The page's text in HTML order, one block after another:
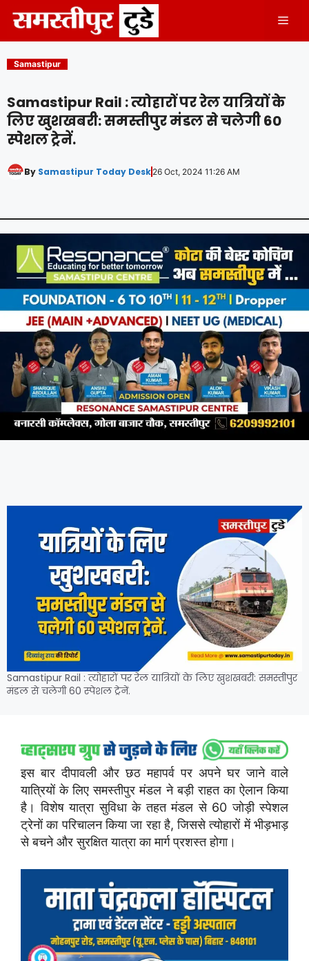
content
Samastipur
Samastipur Rail : त्योहारों पर रेल यात्रियों के
लिए खुशखबरी: समस्तीपुर मंडल से चलेगी 60
स्पेशल ट्रेनें.
By Samastipur Today Desk 26 Oct, 2024 11:26 AM
Samastipur Rail : त्योहारों पर रेल यात्रियों के लिए खुशखबरी: समस्तीपुर
मंडल से चलेगी 60 स्पेशल ट्रेनें.
इस बार दीपावली और छठ महापर्व पर अपने घर जाने वाले
यात्रियों के लिए समस्तीपुर मंडल ने बड़ी राहत का ऐलान किया
है। विशेष यात्रा सुविधा के तहत मंडल से 60 जोड़ी स्पेशल
ट्रेनों का परिचालन किया जा रहा है, जिससे त्योहारों में भीड़भाड़
से बचने और सुरक्षित यात्रा का मार्ग प्रशस्त होगा।